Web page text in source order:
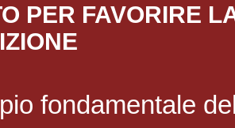
PER FAVORIRE
fondamentale